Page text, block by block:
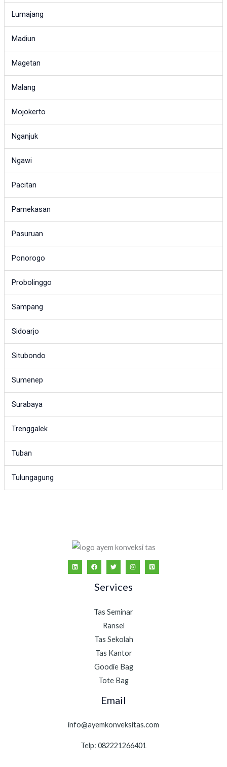
Lumajang
Madiun
Magetan
Malang
Mojokerto
Nganjuk
Ngawi
Pacitan
Pamekasan
Pasuruan
Ponorogo
Probolinggo
Sampang
Sidoarjo
Situbondo
Sumenep
Surabaya
Trenggalek
Tuban
Tulungagung
Services
Tas Seminar
Ransel
Tas Sekolah
Tas Kantor
Goodie Bag
Tote Bag
Email
info@ayemkonveksitas.com
Telp: 082221266401